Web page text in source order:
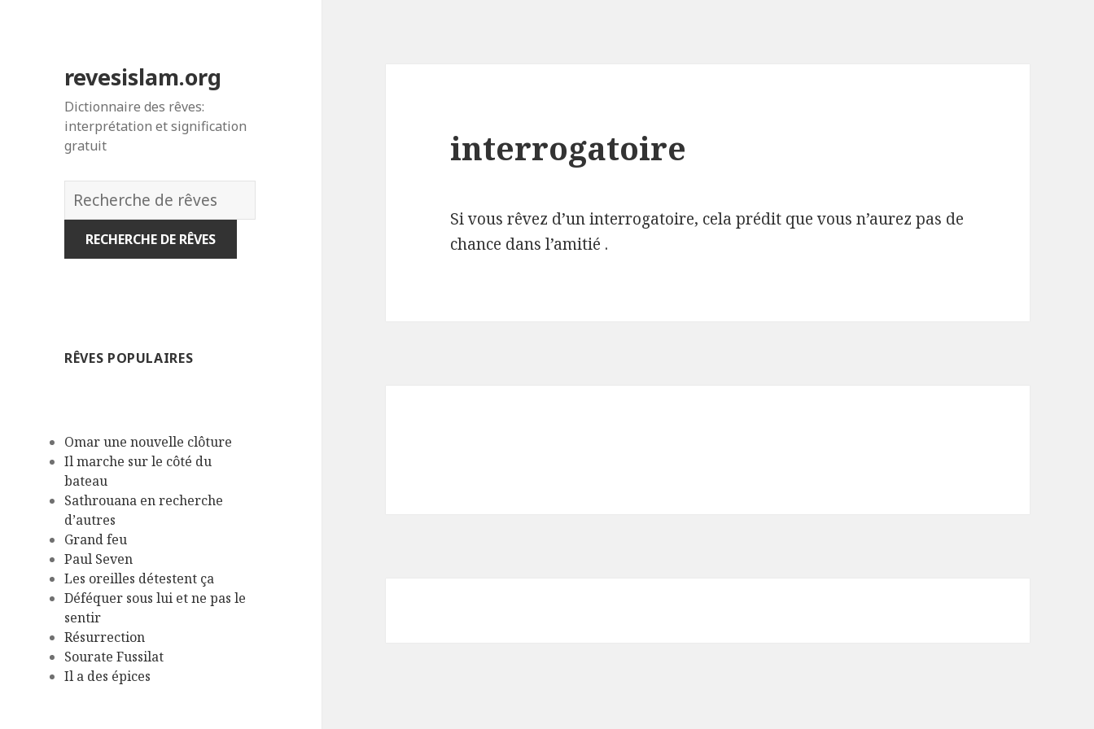
revesislam.org
Dictionnaire des rêves:
interprétation et signification
gratuit
Dictionnaire
des
rêves:
RÊVES POPULAIRES
Omar une nouvelle clôture
Il marche sur le côté du
bateau
Sathrouana en recherche
d’autres
Grand feu
Paul Seven
Les oreilles détestent ça
Déféquer sous lui et ne pas le
sentir
Résurrection
Sourate Fussilat
Il a des épices
interrogatoire
Si vous rêvez d’un interrogatoire, cela prédit que vous n’aurez pas de
chance dans l’amitié .